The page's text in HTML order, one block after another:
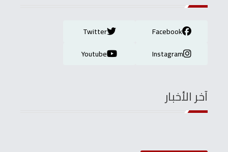
Facebook
Twitter
Instagram
Youtube
آخر الأخبار